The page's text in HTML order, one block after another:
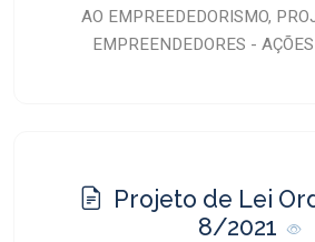
AO EMPREEDEDORISMO,
EMPREENDEDORES -
Projeto de Lei
8/2021